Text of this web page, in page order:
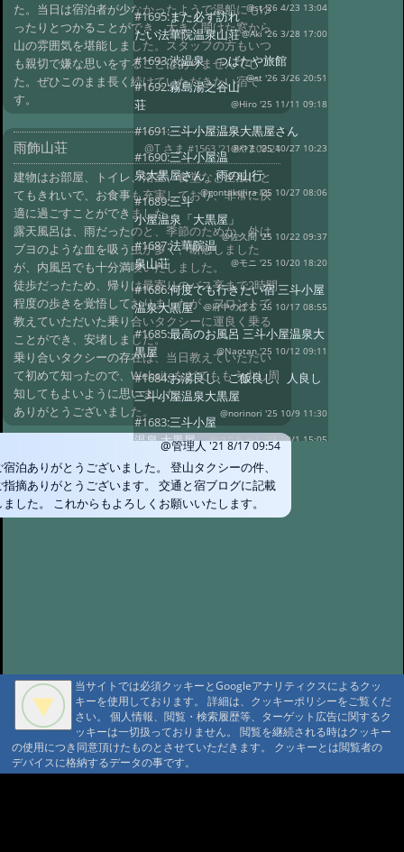
た。当日は宿泊者が少なかったようで湯船にもゆ
ったりとつかることができ、大きく開けた窓から
山の雰囲気を堪能しました。スタッフの方もいつ
も親切で嫌な思いをすることはありませんでし
た。ぜひこのまま長く続けていただきたい宿で
す。
雨飾山荘 @T さま #1563 '21 8/17 09:24
建物はお部屋、トイレ、浴室、食堂など全般にと
てもきれいで、お食事も充実しており、非常に快
適に過ごすことができました。
露天風呂は、雨だったのと、季節のためか、外は
ブヨのような血を吸う虫が多く、断念しました
が、内風呂でも十分満喫いたしました。
徒歩だったため、帰りは最寄りのバス亭まで2時間
程度の歩きを覚悟しておりましたが、フロントで
教えていただいた乗り合いタクシーに運良く乗る
ことができ、安堵しました。
乗り合いタクシーの存在は、当日教えていただい
て初めて知ったので、Websiteなどでももう少し周
知してもよいように思いました。
ありがとうございました。
@管理人'21 8/17 09:54
宿泊ありがとうございました。 登山タクシーの件、
指摘ありがとうございます。 交通と宿ブログに記載
ました。 これからもよろしくお願いいたします。
@st '26 4/23 13:04
#1695:また必ず訪れ
たい法華院温泉山荘@Aki '26 3/28 17:00
#1693:渋温泉 つばたや旅館
@st '26 3/26 20:51
#1692:霧島湯之谷山
荘
@Hiro '25 11/11 09:18
#1691:三斗小屋温泉大黒屋さん
@やま '25 10/27 10:23
#1690:三斗小屋温
泉大黒屋さん 雨の山行
@gontakujira '25 10/27 08:06
#1689:三斗
小屋温泉「大黒屋」
@佐久間 '25 10/22 09:37
#1687:法華院温
泉山荘
@モニ '25 10/20 18:20
#1686:何度でも行きたい宿 三斗小屋
温泉大黒屋
@府中のぼる '25 10/17 08:55
#1685:最高のお風呂 三斗小屋温泉大
黒屋
@Naotan '25 10/12 09:11
#1684:お湯良し、ご飯良し、人良し
三斗小屋温泉大黒屋
@norinori '25 10/9 11:30
#1683:三斗小屋
温泉 大黒屋
@コニちゃん '25 10/1 15:05
#1682: 大黒屋 @トト '25 9/30 10:38
#1681:超絶快適でした！！ 三斗小屋
温泉大黒屋
@みさと '25 9/18 06:35
#1676:癒しの
山小屋、大黒屋さん
@まーくん '25 7/19 06:25
#1675:つばたや
旅館さん
@かよちゃん '25 7/15 18:04
#1674:川のせせらぎの中で 大黒屋
A A
A A A MountAin TRAD
セキュリティポリシー
仮予約 利用規定
当サイトでは必須クッキーとGoogleアナリティクスによるクッ
キーを使用しております。 詳細は、クッキーポリシーをご覧くだ
さい。 個人情報、閲覧・検索履歴等、ターゲット広告に関するク
ッキーは一切扱っておりません。 閲覧を継続される時はクッキー
の使用につき同意頂けたものとさせていただきます。 クッキーとは閲覧者の
デバイスに格納するデータの事です。